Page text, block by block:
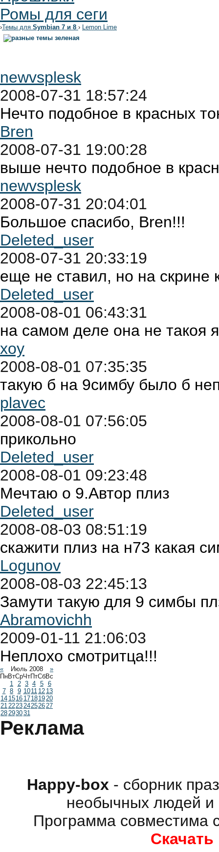
Ромы для сеги
›Темы для Symbian 7 и 8 › Lemon Lime
newvsplesk
2008-07-31 18:57:24
Нечто подобное в красных
Bren
2008-07-31 19:00:28
выше нечто подобное в
newvsplesk
2008-07-31 20:04:01
Большое спасибо, Bren!!!
Deleted_user
2008-07-31 20:33:19
еще не ставил, но на скрине
Deleted_user
2008-08-01 06:43:31
на самом деле она не такоя
xoy
2008-08-01 07:35:35
такую б на 9симбу было б
plavec
2008-08-01 07:56:05
прикольно
Deleted_user
2008-08-01 09:23:48
Мечтаю о 9.Автор плиз
Deleted_user
2008-08-03 08:51:19
скажити плиз на н73 какая
Logunov
2008-08-03 22:45:13
Замути такую для 9 симбы
Abramovichh
2009-01-11 21:06:03
Неплохо смотритца!!!
« Июль 2008
»
ПнВтСрЧтПтСбВс
1 2 3 4 5
6
7 8 9 1011 12 13
14 1516 17181920
21222324252627
28293031
Реклама
Happy-box - сборник
необычных людей и
Программа совместима